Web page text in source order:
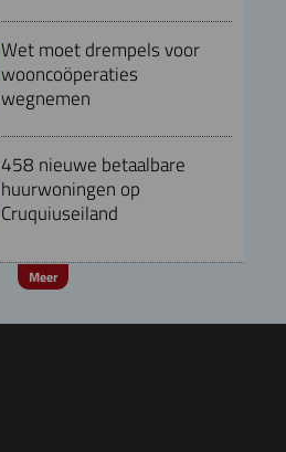
Wet moet drempels voor
wooncoöperaties
wegnemen
458 nieuwe betaalbare
huurwoningen op
Cruquiuseiland
Meer